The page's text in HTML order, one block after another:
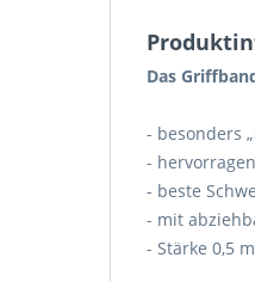
Das
- besonders
-
- beste
- mit
- Stärke 0,5